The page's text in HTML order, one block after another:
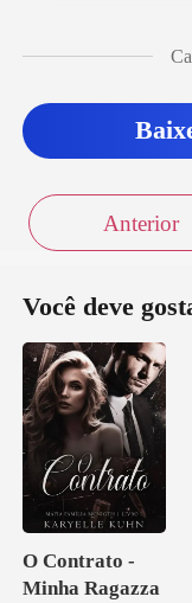
Anterior
Você deve
O Contrato -
Minha Ragazza